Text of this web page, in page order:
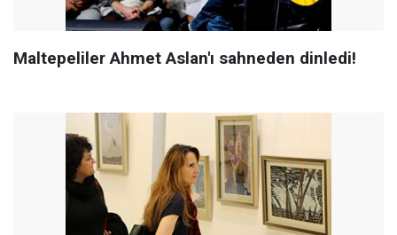
Maltepeliler Ahmet Aslan'ı sahneden dinledi!